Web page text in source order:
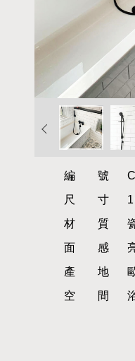
編號
尺寸
材質
面感
產地
空間